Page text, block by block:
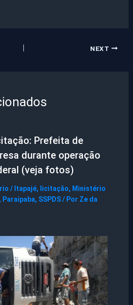
NEXT
Prefeita de
durante operação
(veja fotos)
/ Itapajé, licitação, Ministério
, Paraipaba, SSPDS/ Por Ze da